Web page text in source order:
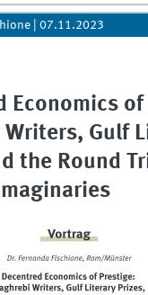
|07.11.2023
Economics
Gulf
the Round